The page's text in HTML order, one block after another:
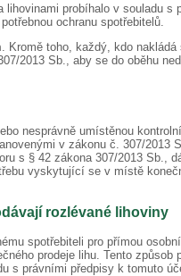
probíhalo v souladu s
ochranu spotřebitelů.
. Kromě toho, každý, kdo nakládá
2013 Sb., aby se do oběhu
nesprávně umístěnou kontrolní
v zákonu č. 307/2013
s § 42 zákona 307/2013 Sb.,
vyskytující se v místě
rozlévané lihoviny
spotřebiteli pro přímou osobní
prodeje lihu. Tento způsob
s právními předpisy k tomuto